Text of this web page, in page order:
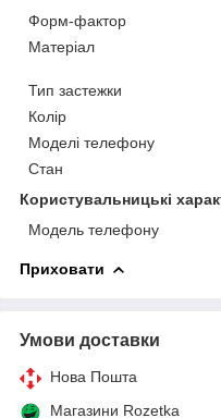
Форм-фактор
Матеріал
Тип застежки
Колір
Моделі телефону
Стан
Користувальницькі
Модель телефону
Приховати
Умови доставки
Нова Пошта
Магазини Rozetka